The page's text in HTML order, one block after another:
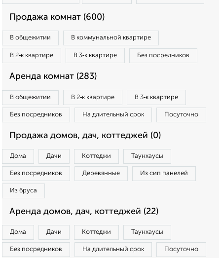
Продажа комнат (600)
В общежитии В коммунальной квартире
В 2‑к квартире В 3‑к квартире Без посредников
Аренда комнат (283)
В общежитии В 2‑к квартире В 3‑к квартире
Без посредников На длительный срок Посуточно
Продажа домов, дач, коттеджей (0)
Дома Дачи Коттеджи Таунхаусы
Без посредников Деревянные Из сип панелей
Из бруса
Аренда домов, дач, коттеджей (22)
Дома Дачи Коттеджи Таунхаусы
Без посредников На длительный срок Посуточно